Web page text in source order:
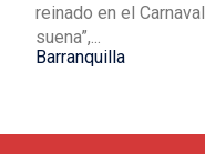
reinado en el
suena”,...
Barranquilla